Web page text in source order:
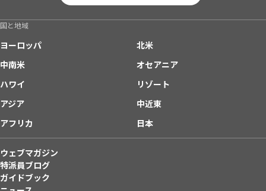
国と地域
ヨーロッパ
北米
中南米
オセアニア
ハワイ
リゾート
アジア
中近東
アフリカ
日本
ウェブマガジン
特派員ブログ
ガイドブック